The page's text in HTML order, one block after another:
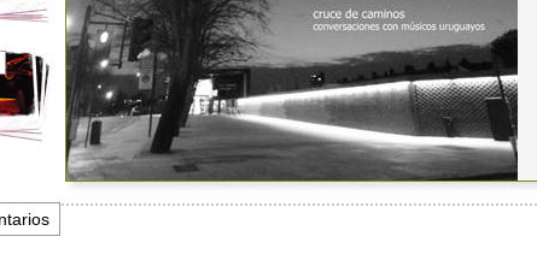
2002 2001 2000